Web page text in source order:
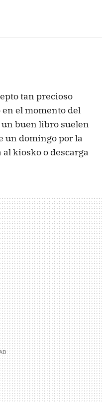
tan precioso
el momento del
buen libro suelen
un domingo por la
kiosko o descarga